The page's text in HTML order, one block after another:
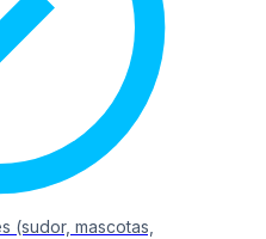
(sudor, mascotas,